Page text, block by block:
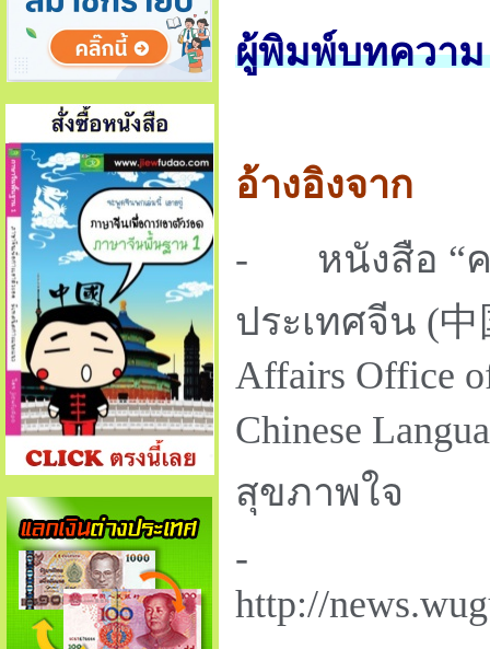
ผู้พิมพ์บทควา
อ้างอิงจาก
- หนังสือ “
ประเทศจีน (中
Affairs Office
Chinese
สุขภาพใจ
-
http://